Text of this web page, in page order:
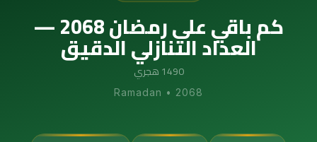
كم باقي على رمضان 2068 —
العداد التنازلي الدقيق
1490 هجري
Ramadan • 2068